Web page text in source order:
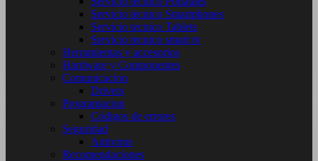
Servicio tecnico Smartphones
Servicio tecnico Tablets
Servicio tecnico smart tv
Herramientas y accesorios
Hardware y Componentes
Comunicacion
Drivers
Programacion
Códigos de errores
Seguridad
Antivirus
Recomendaciones